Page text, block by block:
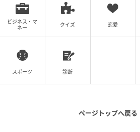
い。一妃の自由さと不器用さ、楠
な暮らし、そして“家族”や“好き”
さは、きっと新しい火曜ドラマを
少し軽くしてくれるはずだ。
出典：火曜ドラマ『西園寺さんは
主にドラマや映画のレビュー、役
ビジネス・マ
ネー
クイズ 恋愛
スポーツ 診断
ページトップへ戻る